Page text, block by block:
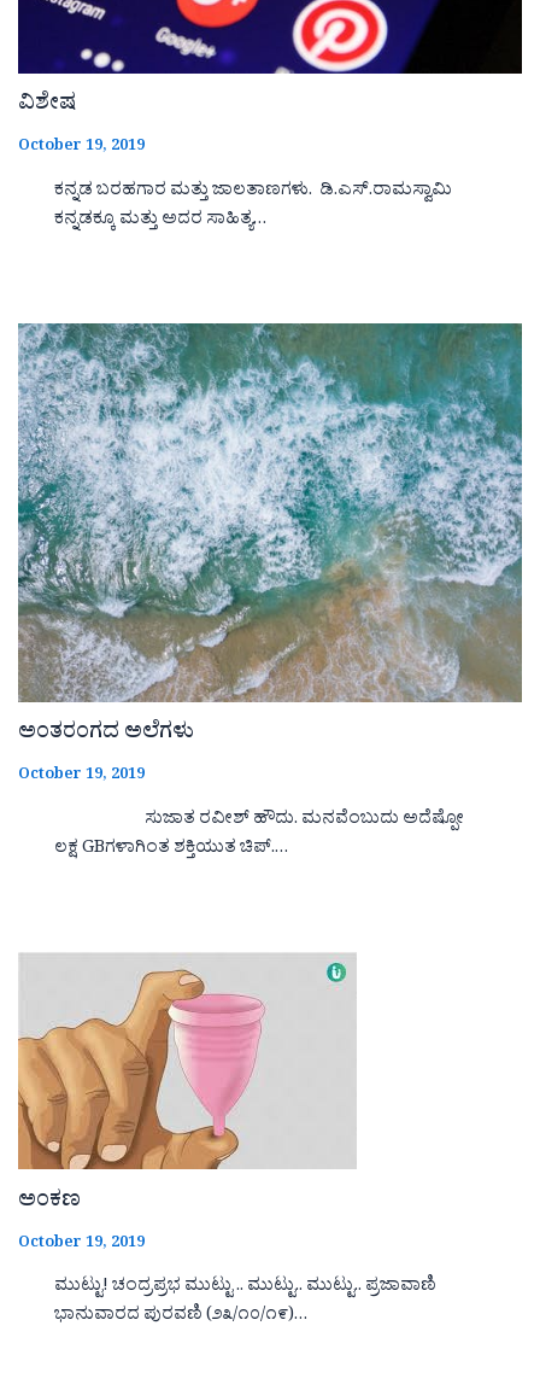
ವಿಶೇಷ
October 19, 2019
ಕನ್ನಡ ಬರಹಗಾರ ಮತ್ತು ಜಾಲತಾಣಗಳು. ಡಿ.ಎಸ್.ರಾಮಸ್ವಾಮಿ
ಕನ್ನಡಕ್ಕೂ ಮತ್ತು ಅದರ ಸಾಹಿತ್ಯ…
ಅಂತರಂಗದ ಅಲೆಗಳು
October 19, 2019
ಸುಜಾತ ರವೀಶ್ ಹೌದು. ಮನವೆಂಬುದು ಅದೆಷ್ಪೋ
ಲಕ್ಷ GBಗಳಾಗಿಂತ ಶಕ್ತಿಯುತ ಚಿಪ್.…
ಅಂಕಣ
October 19, 2019
ಮುಟ್ಟು! ಚಂದ್ರಪ್ರಭ ಮುಟ್ಟು .. ಮುಟ್ಟು.. ಮುಟ್ಟು.. ಪ್ರಜಾವಾಣಿ
ಭಾನುವಾರದ ಪುರವಣಿ (೨೩/೧೦/೧೯)…